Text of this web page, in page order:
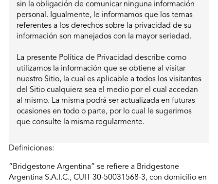
sin la obligación de comunicar ninguna información
personal. Igualmente, le informamos que los temas
referentes a los derechos sobre la privacidad de su
información son manejados con la mayor seriedad.
La presente Política de Privacidad describe como
utilizamos la información que se obtiene al visitar
nuestro Sitio, la cual es aplicable a todos los visitantes
del Sitio cualquiera sea el medio por el cual accedan
al mismo. La misma podrá ser actualizada en futuras
ocasiones en todo o parte, por lo cual le sugerimos
que consulte la misma regularmente.
Definiciones:
“Bridgestone Argentina” se refiere a Bridgestone
Argentina S.A.I.C., CUIT 30-50031568-3, con domicilio en